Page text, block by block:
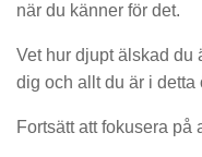
när du känner för det.
Vet hur djupt älskad du
dig och allt du är i
Fortsätt att fokusera på